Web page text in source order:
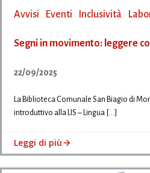
Avvisi Eventi Inclusività
Segni in movimento: leggere
22/09/2025
La Biblioteca Comunale San Biagio di
introduttivo alla LIS – Lingua […]
Leggi di più